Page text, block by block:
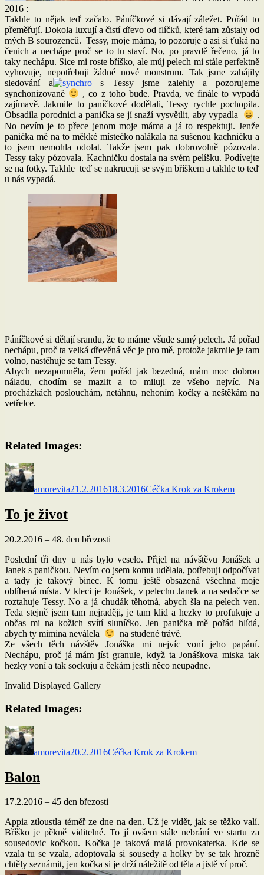
2016 :
Takhle to nějak teď začalo. Páníčkové si dávají záležet. Pořád to
přeměřují. Dokola luxují a čistí dřevo od flíčků, které tam zůstaly od
mých B sourozenců. Tessy, moje máma, to pozoruje a asi si ťuká na
čenich a nechápe proč se to tu staví. No, po pravdě řečeno, já to
taky nechápu. Sice mi roste bříško, ale můj pelech mi stále perfektně
vyhovuje, nepotřebuji žádné nové monstrum. Tak jsme zahájily
sledování a
s Tessy jsme zalehly a pozorujeme
synchonizovaně
, co z toho bude. Pravda, ve finále to vypadá
zajímavě. Jakmile to paníčkové dodělali, Tessy rychle pochopila.
Obsadila porodnici a panička se jí snaží vysvětlit, aby vypadla
.
No nevím je to přece jenom moje máma a já to respektuji. Jenže
panička mě na to měkké místečko nalákala na sušenou kachničku a
to jsem nemohla odolat. Takže jsem pak dobrovolně pózovala.
Tessy taky pózovala. Kachničku dostala na svém pelíšku. Podívejte
se na fotky. Takhle teď se nakrucuji se svým bříškem a takhle to teď
u nás vypadá.
Páníčkové si dělají srandu, že to máme všude samý pelech. Já pořad
nechápu, proč ta velká dřevěná věc je pro mě, protože jakmile je tam
volno, nastěhuje se tam Tessy.
Abych nezapomněla, žeru pořád jak bezedná, mám moc dobrou
náladu, chodím se mazlit a to miluji ze všeho nejvíc. Na
procházkách poslouchám, netáhnu, nehoním kočky a neštěkám na
vetřelce.
Related Images:
Autor:
amorevita21.2.201618.3.2016Céčka Krok za Krokem
To je život
20.2.2016 – 48. den březosti
Poslední tři dny u nás bylo veselo. Přijel na návštěvu Jonášek a
Janek s paničkou. Nevím co jsem komu udělala, potřebuji odpočívat
a tady je takový binec. K tomu ještě obsazená všechna moje
oblíbená místa. V kleci je Jonášek, v pelechu Janek a na sedačce se
roztahuje Tessy. No a já chudák těhotná, abych šla na pelech ven.
Teda stejně jsem tam nejraději, je tam klid a hezky to profukuje a
občas mi na kožich svítí sluníčko. Jen panička mě pořád hlídá,
abych ty mimina neválela
na studené trávě.
Ze všech těch návštěv Jonáška mi nejvíc voní jeho papání.
Nechápu, proč já mám jíst granule, když ta Jonáškova miska tak
hezky voní a tak sockuju a čekám jestli něco neupadne.
Invalid Displayed Gallery
Related Images:
Autor:
amorevita20.2.2016Céčka Krok za Krokem
Balon
17.2.2016 – 45 den březosti
Appia ztloustla téměř ze dne na den. Už je vidět, jak se těžko valí.
Bříško je pěkně viditelné. To jí ovšem stále nebrání ve startu za
sousedovic kočkou. Kočka je taková malá provokaterka. Kde se
vzala tu se vzala, adoptovala si sousedy a holky by se tak hrozně
chtěly seznámit, jen kočka si je drží náležitě od těla a jistě ví proč.